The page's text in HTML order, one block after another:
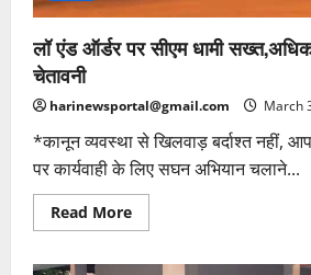
लॉ एंड ऑर्डर पर सीएम धामी
चेतावनी
harinewsportal@gmail.com March
*कानून व्यवस्था से खिलवाड़ बर्दाश्त नहीं,
पर कार्यवाही के लिए सघन अभियान चलाने...
Read MoreRead
more